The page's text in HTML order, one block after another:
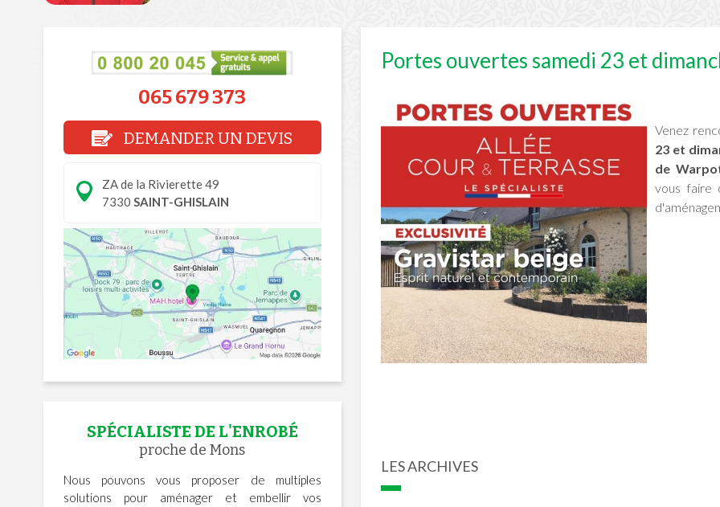
065 679 373
DEMANDER UN DEVIS
ZA de la Rivierette 49
7330 SAINT-GHISLAIN
SPÉCIALISTE DE L'ENROBÉ
proche de Mons
Nous pouvons vous proposer de multiples
solutions pour aménager et embellir vos
Portes ouvertes samedi 23 et
Venez
23 et
de
vous faire
LES ARCHIVES